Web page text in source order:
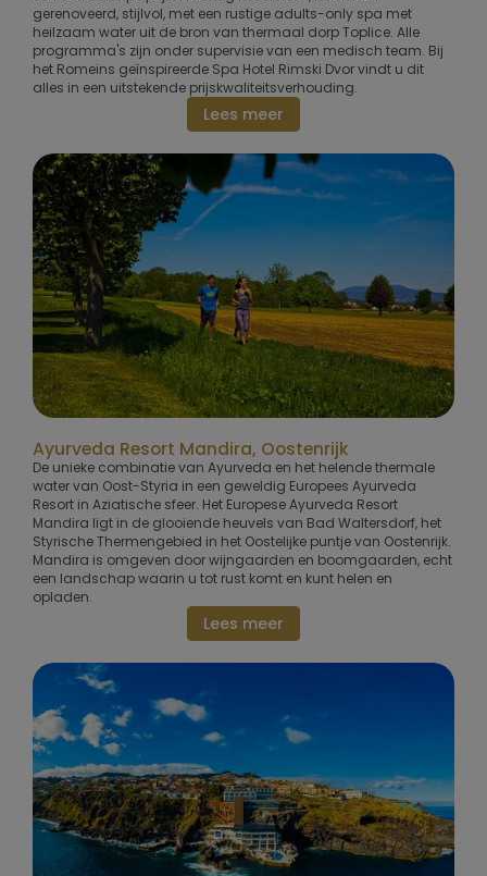
gerenoveerd, stijlvol, met een rustige adults-only spa met
heilzaam water uit de bron van thermaal dorp Toplice. Alle
programma's zijn onder supervisie van een medisch team. Bij
het Romeins geïnspireerde Spa Hotel Rimski Dvor vindt u dit
alles in een uitstekende prijskwaliteitsverhouding.
Lees meer
Ayurveda Resort Mandira, Oostenrijk
De unieke combinatie van Ayurveda en het helende thermale
water van Oost-Styria in een geweldig Europees Ayurveda
Resort in Aziatische sfeer. Het Europese Ayurveda Resort
Mandira ligt in de glooiende heuvels van Bad Waltersdorf, het
Styrische Thermengebied in het Oostelijke puntje van Oostenrijk.
Mandira is omgeven door wijngaarden en boomgaarden, echt
een landschap waarin u tot rust komt en kunt helen en
opladen.
Lees meer